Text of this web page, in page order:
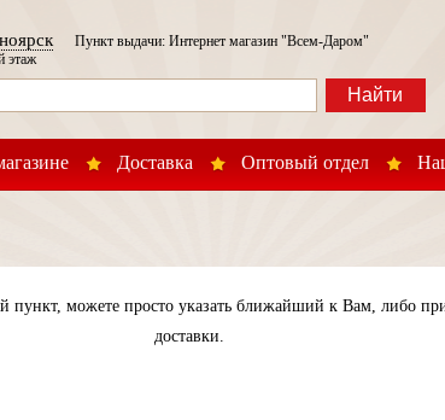
Доставка Оптовый отдел
Пункт выдачи: Интернет магазин "Всем-Даром"
этаж
Найти
можете просто указать ближайший к Вам, либо при
доставки.